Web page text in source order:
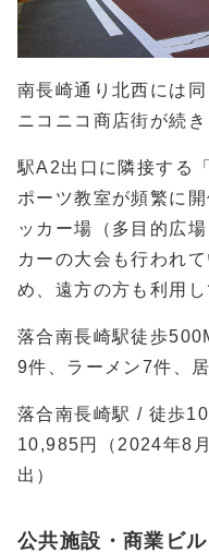
南長崎通り北西には
ニコニコ商店街が続き
駅A2出口に隣接する
ポーツ教室が頻繁に
ッカー場（多目的広
カーの大会も行われ
め、遠方の方も利用し
落合南長崎駅徒歩
9件、ラーメン7件、
落合南長崎駅 / 徒歩
10,985円（2024年8
出）
公共施設・商業ビル